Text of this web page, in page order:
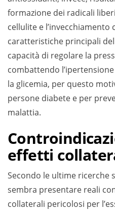
formazione dei radicali
cellulite e l’invecchiamento
caratteristiche principali
capacità di regolare la
combattendo
la glicemia, per questo
persone diabete e per
malattia.
effetti
Secondo le ultime ricerche
sembra presentare reali
collaterali pericolosi per